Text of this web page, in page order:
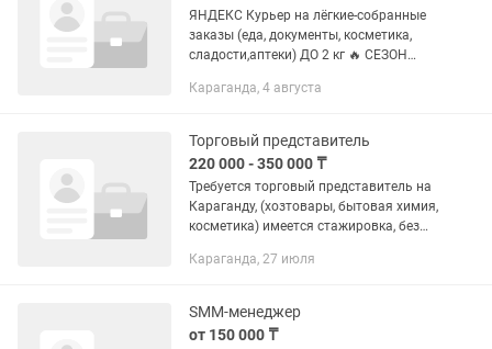
ЯНДЕКС Курьер на лёгкие-собранные
заказы (еда, документы, косметика,
сладости,аптеки) ДО 2 кг 🔥 СЕЗОН
ДОХОД! 🔥 Ищем курьеров для
2...
Караганда, 4 августа
Торговый представитель
220 000 - 350 000 ₸
Требуется торговый представитель на
Караганду, (хозтовары, бытовая химия,
косметика) имеется стажировка, без
маршрута
Караганда, 27 июля
SMM-менеджер
от 150 000 ₸